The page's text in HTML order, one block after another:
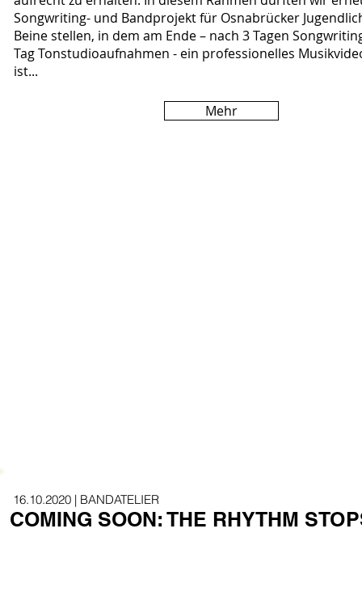
Songwriting- und Bandprojekt für Osnabrücker
Beine stellen, in dem am Ende – nach 3 Tagen
Tag Tonstudioaufnahmen - ein professionelles
ist...
Mehr
16.10.2020 | BANDATELIER
COMING SOON: THE RHYTHM